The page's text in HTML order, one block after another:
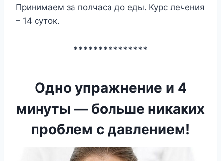
Принимаем за полчаса до еды. Курс лечения
– 14 суток.
***************
Одно упражнение и 4
минуты — больше никаких
проблем с давлением!